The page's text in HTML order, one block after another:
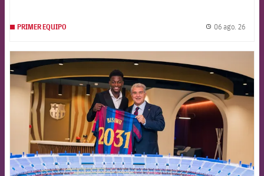
PRIMER EQUIPO 06 ago. 26